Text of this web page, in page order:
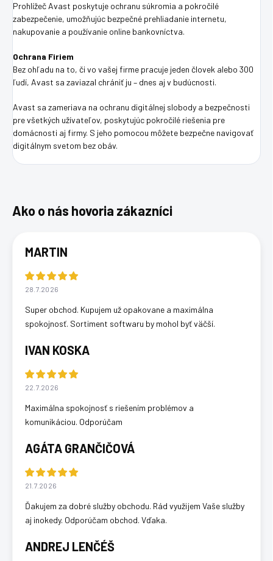
Prohlížeč Avast poskytuje ochranu súkromia a pokročilé
zabezpečenie, umožňujúc bezpečné prehliadanie internetu,
nakupovanie a používanie online bankovníctva.
Ochrana Firiem
Bez ohľadu na to, či vo vašej firme pracuje jeden človek alebo 300
ľudí, Avast sa zaviazal chrániť ju – dnes aj v budúcnosti.
Avast sa zameriava na ochranu digitálnej slobody a bezpečnosti
pre všetkých užívateľov, poskytujúc pokročilé riešenia pre
domácnosti aj firmy. S jeho pomocou môžete bezpečne navigovať
digitálnym svetom bez obáv.
MARTIN
28.7.2026
Super obchod. Kupujem už opakovane a maximálna
spokojnosť. Sortiment softwaru by mohol byť väčší.
IVAN KOSKA
22.7.2026
Maximálna spokojnosť s riešením problémov a
komunikáciou. Odporúčam
AGÁTA GRANČIČOVÁ
21.7.2026
Ďakujem za dobré služby obchodu. Rád využijem Vaše služby
aj inokedy. Odporúčam obchod. Vďaka.
ANDREJ LENČÉŠ